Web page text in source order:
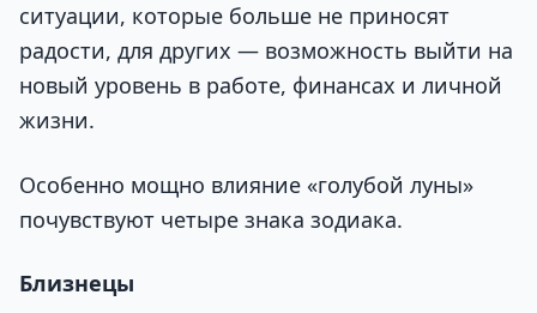
ситуации, которые больше не приносят
радости, для других — возможность выйти на
новый уровень в работе, финансах и личной
жизни.
Особенно мощно влияние «голубой луны»
почувствуют четыре знака зодиака.
Близнецы